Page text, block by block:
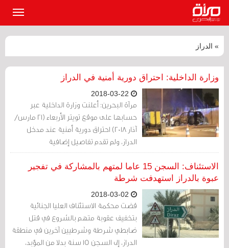
» الدراز
وزارة الداخلية: احتراق دورية أمنية في الدراز
مرآة البحرين: أعلنت وزارة الداخلية عبر
حسابها على موقع تويتر الأربعاء (21 مارس/
آذار 2018) احتراق دورية أمنية عند مدخل
الدراز، ولم تقدم تفاصيل إضافية
الاستئناف: السجن 15 عاما لمتهم بالمشاركة في تفجير
عبوة بالدراز استهدفت شرطة
قضت محكمة الاستئناف العليا الجنائية
بتخفيف عقوبة متهم بالشروع في قتل
ضابطي شرطة وشرطيين آخرين في منطقة
الدراز، إلى السجن 15 سنة بدلا من المؤبد،